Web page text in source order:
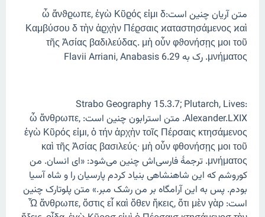
متن آریان چنین است:ὦ ἄνϑϱωπε, ἐγὼ Κῦϱός εἰμι δ
Καμβύσου δ τὴν ἀϱχὴν Πέϱσαις ϰαταστησάμενος ϰαὶ
τῆς Ἀσίας βαδιλεύδας. μὴ οὖν φϑονήσῃς μοι τοῦ
μνήματος. رک به Flavii Arriani, Anabasis 6.29
Strabo Geography 15.3.7; Plutarch, Lives:
Alexander.LXIX. متن استرابون چنین است: ὦ ἄνθρωπε,
ἐγὼ Κῦρός εἰμι, ὁ τήν ἀρχὴν τοῖς Πέρσαις κτησάμενος
καὶ τῆς Ἀσίας βασιλεύς· μὴ οὖν φθονήσῃς μοι τοῦ
μνήματος. ترجمهٔ فارسی‌اش چنین می‌شود: «ای انسان. من
کوروشم که این شاهنشاهی بنیاد کردم پارسیان را و شاه آسیا
بودم. پس به این آرامگاه بر من رشک مبر.» متن پلوتارک چنین
است: Ὦ ἄνθρωπε, ὅστις εἶ καὶ ὅθεν ἥκεις, ὅτι μὲν γὰρ